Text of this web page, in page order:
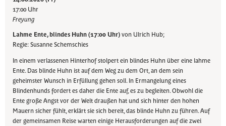
17:00 Uhr
Freyung
Lahme Ente, blindes Huhn (17:00 Uhr) von Ulrich Hub;
Regie: Susanne Schemschies
In einem verlassenen Hinterhof stolpert ein blindes Huhn über eine lahme
Ente. Das blinde Huhn ist auf dem Weg zu dem Ort, an dem sein
geheimster Wunsch in Erfüllung gehen soll. In Ermangelung eines
Blindenhunds fordert es daher die Ente auf, es zu begleiten. Obwohl die
Ente große Angst vor der Welt draußen hat und sich hinter den hohen
Mauern sicher fühlt, erklärt sie sich bereit, das blinde Huhn zu führen. Auf
der gemeinsamen Reise warten einige Herausforderungen auf die zwei